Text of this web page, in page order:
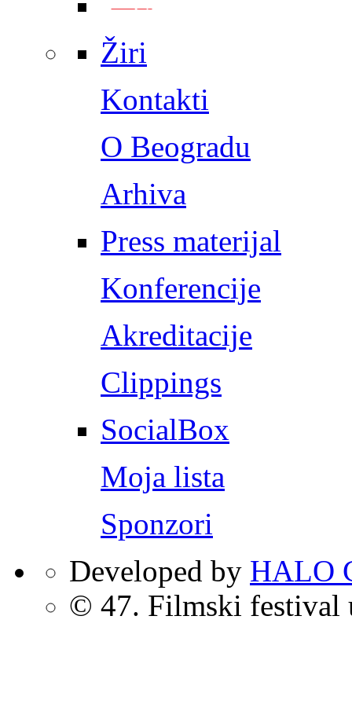
Žiri
Kontakti
O Beogradu
Arhiva
Press materijal
Konferencije
Akreditacije
Clippings
SocialBox
Moja lista
Sponzori
Developed by HALO
© 47. Filmski festival